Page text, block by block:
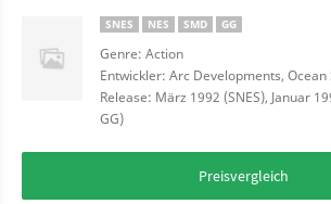
SNES NES SMD GG
Genre: Action
Entwickler: Arc Developments, Ocean
Release: März 1992 (SNES), Januar
GG)
Preisvergleich